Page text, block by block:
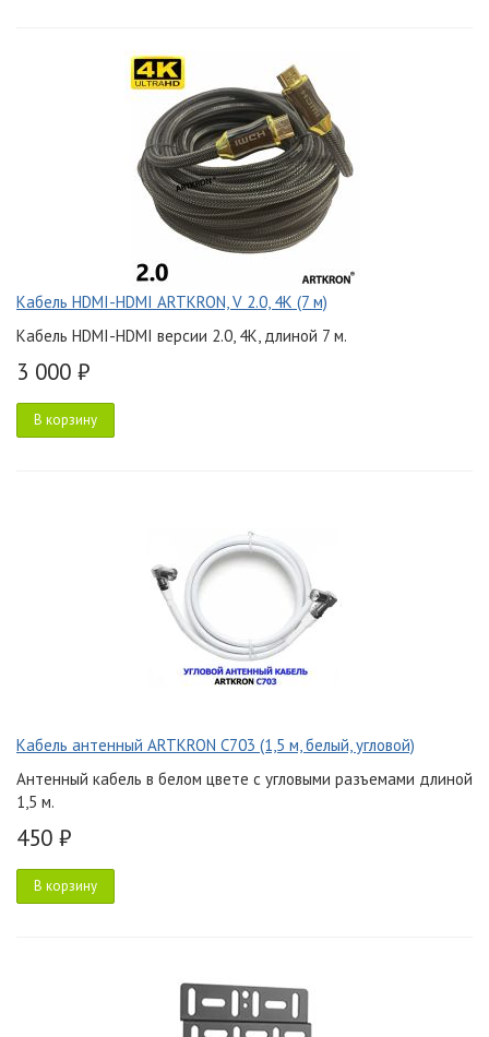
Кабель HDMI-HDMI ARTKRON, V 2.0, 4K (7 м)
Кабель HDMI-HDMI версии 2.0, 4K, длиной 7 м.
3 000 ₽
В корзину
Кабель антенный ARTKRON C703 (1,5 м, белый, угловой)
Антенный кабель в белом цвете с угловыми разъемами длиной
1,5 м.
450 ₽
В корзину